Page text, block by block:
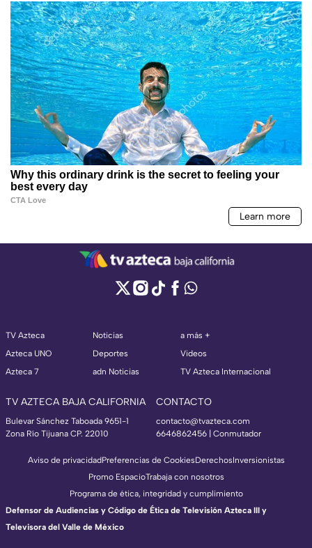
TV Azteca
Azteca UNO
Azteca 7
Noticias
Deportes
adn Noticias
a más +
Videos
TV Azteca Internacional
TV AZTECA BAJA CALIFORNIA
Bulevar Sánchez Taboada 9651-1
Zona Río Tijuana CP. 22010
CONTACTO
contacto@tvazteca.com
6646862456 | Conmutador
Aviso de privacidadPreferencias de CookiesDerechosInversionistas
Promo EspacioTrabaja con nosotros
Programa de ética, integridad y cumplimiento
Defensor de Audiencias y Código de Ética de Televisión Azteca III y
Televisora del Valle de México